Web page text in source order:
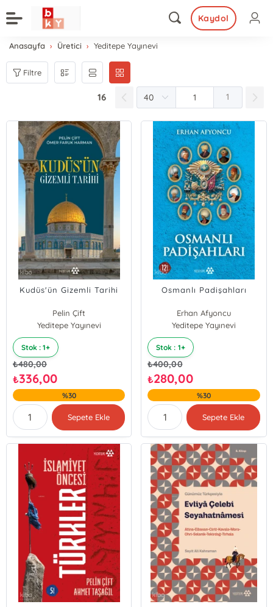
Kaydol
Anasayfa Üretici Yeditepe Yayınevi
Filtre
16 1
Kudüs'ün Gizemli Tarihi
Pelin Çift
Ömer Faruk Harman
Yeditepe Yayınevi
Stok : 1+
₺480,00
₺336,00
%30
Sepete Ekle
Osmanlı Padişahları
Erhan Afyoncu
Yeditepe Yayınevi
Stok : 1+
₺400,00
₺280,00
%30
Sepete Ekle